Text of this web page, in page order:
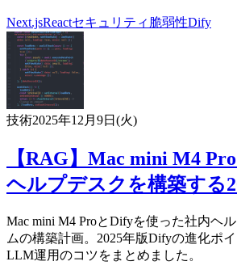
Next.jsReactセキュリティ 脆弱性Dify
技術2025年12月9日(火)
【RAG】Mac mini M4
ヘルプデスクを構築する
Mac mini M4 ProとDifyを使った社内ヘ
ムの構築計画。2025年版Difyの進化ポ
LLM運用のコツをまとめました。